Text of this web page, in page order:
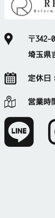
〒342-
埼玉県
定休日
営業時